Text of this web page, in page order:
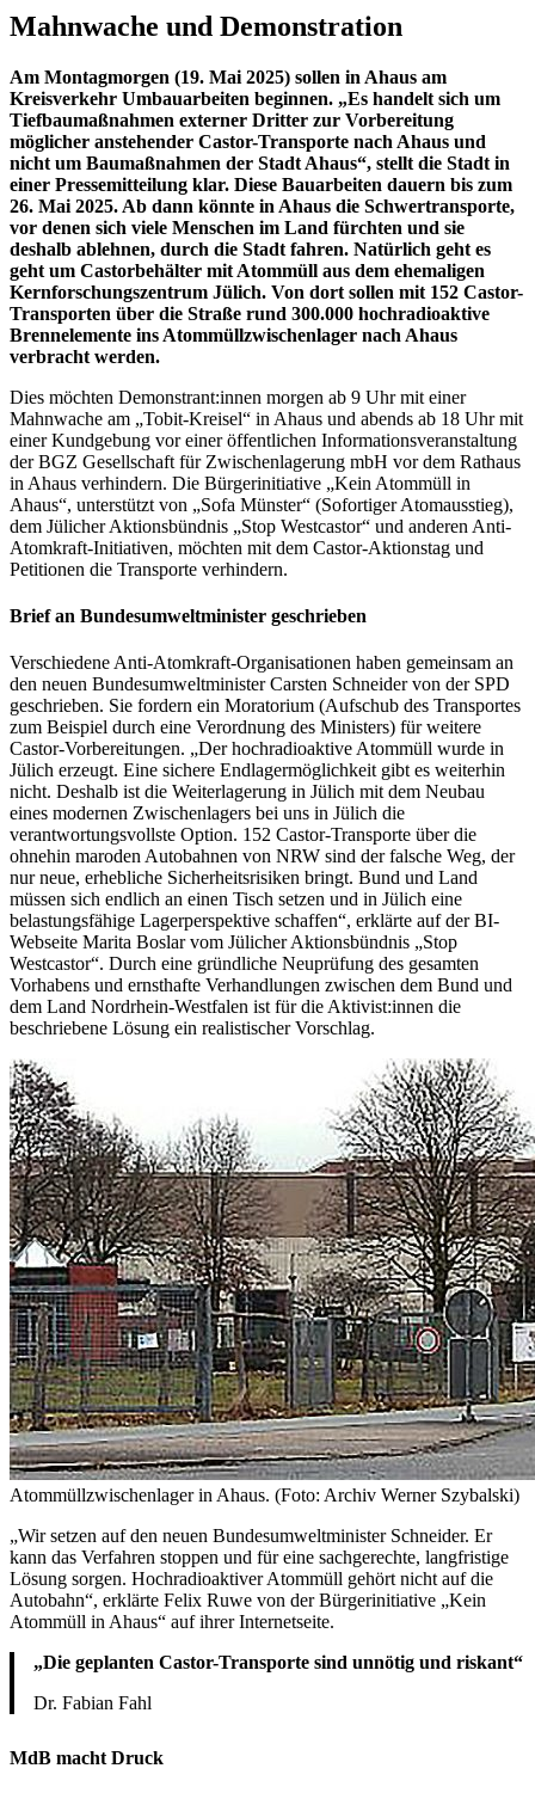
Mahnwache und Demonstration
Am Montagmorgen (19. Mai 2025) sollen in Ahaus am
Kreisverkehr Umbauarbeiten beginnen. „Es handelt sich um
Tiefbaumaßnahmen externer Dritter zur Vorbereitung
möglicher anstehender Castor-Transporte nach Ahaus und
nicht um Baumaßnahmen der Stadt Ahaus“, stellt die Stadt in
einer Pressemitteilung klar. Diese Bauarbeiten dauern bis zum
26. Mai 2025. Ab dann könnte in Ahaus die Schwertransporte,
vor denen sich viele Menschen im Land fürchten und sie
deshalb ablehnen, durch die Stadt fahren. Natürlich geht es
geht um Castorbehälter mit Atommüll aus dem ehemaligen
Kernforschungszentrum Jülich. Von dort sollen mit 152 Castor-
Transporten über die Straße rund 300.000 hochradioaktive
Brennelemente ins Atommüllzwischenlager nach Ahaus
verbracht werden.
Dies möchten Demonstrant:innen morgen ab 9 Uhr mit einer
Mahnwache am „Tobit-Kreisel“ in Ahaus und abends ab 18 Uhr mit
einer Kundgebung vor einer öffentlichen Informationsveranstaltung
der BGZ Gesellschaft für Zwischenlagerung mbH vor dem Rathaus
in Ahaus verhindern. Die Bürgerinitiative „Kein Atommüll in
Ahaus“, unterstützt von „Sofa Münster“ (Sofortiger Atomausstieg),
dem Jülicher Aktionsbündnis „Stop Westcastor“ und anderen Anti-
Atomkraft-Initiativen, möchten mit dem Castor-Aktionstag und
Petitionen die Transporte verhindern.
Brief an Bundesumweltminister geschrieben
Verschiedene Anti-Atomkraft-Organisationen haben gemeinsam an
den neuen Bundesumweltminister Carsten Schneider von der SPD
geschrieben. Sie fordern ein Moratorium (Aufschub des Transportes
zum Beispiel durch eine Verordnung des Ministers) für weitere
Castor-Vorbereitungen. „Der hochradioaktive Atommüll wurde in
Jülich erzeugt. Eine sichere Endlagermöglichkeit gibt es weiterhin
nicht. Deshalb ist die Weiterlagerung in Jülich mit dem Neubau
eines modernen Zwischenlagers bei uns in Jülich die
verantwortungsvollste Option. 152 Castor-Transporte über die
ohnehin maroden Autobahnen von NRW sind der falsche Weg, der
nur neue, erhebliche Sicherheitsrisiken bringt. Bund und Land
müssen sich endlich an einen Tisch setzen und in Jülich eine
belastungsfähige Lagerperspektive schaffen“, erklärte auf der BI-
Webseite Marita Boslar vom Jülicher Aktionsbündnis „Stop
Westcastor“. Durch eine gründliche Neuprüfung des gesamten
Vorhabens und ernsthafte Verhandlungen zwischen dem Bund und
dem Land Nordrhein-Westfalen ist für die Aktivist:innen die
beschriebene Lösung ein realistischer Vorschlag.
Atommüllzwischenlager in Ahaus. (Foto: Archiv Werner Szybalski)
„Wir setzen auf den neuen Bundesumweltminister Schneider. Er
kann das Verfahren stoppen und für eine sachgerechte, langfristige
Lösung sorgen. Hochradioaktiver Atommüll gehört nicht auf die
Autobahn“, erklärte Felix Ruwe von der Bürgerinitiative „Kein
Atommüll in Ahaus“ auf ihrer Internetseite.
„Die geplanten Castor-Transporte sind unnötig und riskant“
Dr. Fabian Fahl
MdB macht Druck